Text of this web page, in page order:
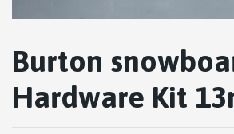
Burton
Hardware Kit